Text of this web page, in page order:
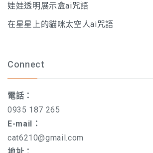
娃娃透明展示盒ai咒語
在星星上的貓咪太空人ai咒語
Connect
電話：
0935 187 265
E-mail：
cat6210@gmail.com